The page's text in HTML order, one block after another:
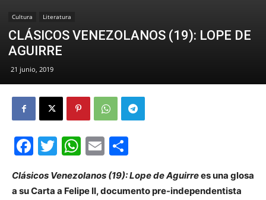
Cultura Literatura
CLÁSICOS VENEZOLANOS (19): LOPE DE
AGUIRRE
21 junio, 2019
Facebook
Twitter
WhatsApp
Email
Clásicos Venezolanos (19): Lope de Aguirrees una glosa
a su Carta a Felipe II, documento pre-independentista